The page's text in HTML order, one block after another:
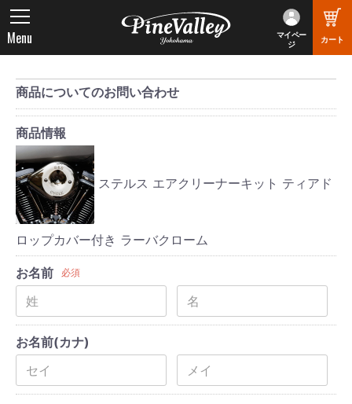
マイペー
ジ
カート
Menu
商品についてのお問い合わせ
商品情報
ステルス エアクリーナーキット ティアド
ロップカバー付き ラーバクローム
お名前 必須
お名前(カナ)